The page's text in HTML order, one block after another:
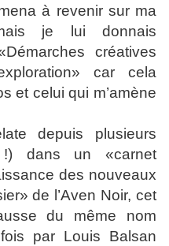
à revenir sur ma
je lui donnais
créatives
car cela
et celui qui m’amène
depuis plusieurs
dans un «carnet
des nouveaux
de l’Aven Noir, cet
du même nom
par Louis Balsan